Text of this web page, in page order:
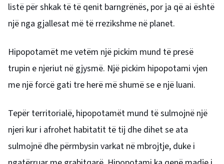
listë për shkak të të qenit barngrënës, por ja që ai është
një nga gjallesat më të rrezikshme në planet.
Hipopotamët me vetëm një pickim mund të presë
trupin e njeriut në gjysmë. Një pickim hipopotami vjen
me një forcë gati tre herë më shumë se e një luani.
Tepër territorialë, hipopotamët mund të sulmojnë një
njeri kur i afrohet habitatit të tij dhe dihet se ata
sulmojnë dhe përmbysin varkat në mbrojtje, duke i